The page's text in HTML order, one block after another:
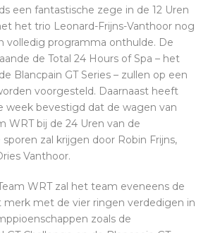
een fantastische zege in de 12 Uren
het trio Leonard-Frijns-Vanthoor nog
volledig programma onthulde. De
de Total 24 Hours of Spa – het
Blancpain GT Series – zullen op een
voorgesteld. Daarnaast heeft
week bevestigd dat de wagen van
WRT bij de 24 Uren van de
zal krijgen door Robin Frijns,
Vanthoor.
WRT zal het team eveneens de
merk met de vier ringen verdedigen in
zoals de